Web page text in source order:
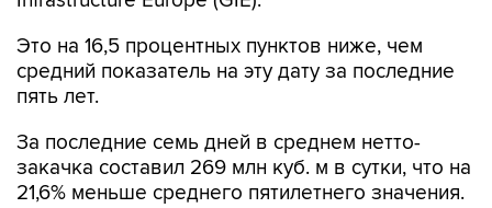
Это на 16,5 процентных пунктов ниже, чем
средний показатель на эту дату за последние
пять лет.
За последние семь дней в среднем нетто-
закачка составил 269 млн куб. м в сутки, что на
21,6% меньше среднего пятилетнего значения.